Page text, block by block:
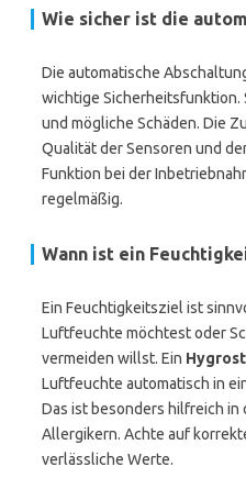
Wie sicher ist die
Die automatische
wichtige Sicherheitsfunktion.
und mögliche Schäden. Die
Qualität der Sensoren und
Funktion bei der
regelmäßig.
Wann ist ein
Ein Feuchtigkeitsziel ist
Luftfeuchte möchtest oder
vermeiden willst. Ein
Luftfeuchte automatisch in
Das ist besonders hilfreich in
Allergikern. Achte auf
verlässliche Werte.